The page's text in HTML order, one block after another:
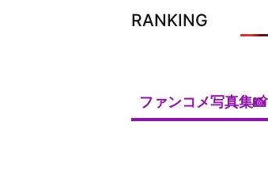
RANKING
ファンコメ写真集📸